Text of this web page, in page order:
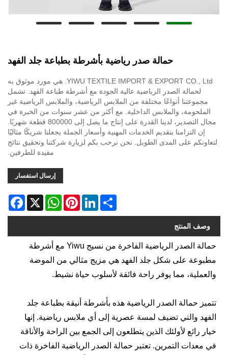
حمالة صدر رياضية بأشرطة بطباعة جلد الفهد
YIWU TEXTILE IMPORT & EXPORT CO., Ltd. هي مورد موثوق به
لحمالة الصدر الرياضية عالية الجودة مع أشرطة طباعة الفهد. تشمل
مجموعتنا أنواعًا مختلفة من الملابس الرياضية، والملابس الرياضية غير
الملحومة، والملابس الداخلية. مع أكثر من عشر سنوات من الخبرة في
مجال التصدير، لدينا القدرة على إنتاج ما يصل إلى 800000 قطعة شهريًا.
إن التزامنا بتقديم الخدمات المهنية وأسعار الجملة يجعلنا شريكًا مثاليًا
لتعاونكم على المدى الطويل. نحن نرحب بكم لزيارة شركتنا وتحقيق نتائج
مفيدة للطرفين.
إرسال استفسار
X
WhatsAppPinterestLinkedInShare
وصف المنتج
حمالة الصدر الرياضية الفاخرة من نسيج Yiwu مع أشرطة
مطبوعة على شكل جلد الفهد هي مزيج مثالي من الموضة
والعملية، مما يوفر راحة فائقة لأسلوب حياة نشيط.
تتميز حمالة الصدر الرياضية هذه بأشرطة أنيقة بطباعة جلد
الفهد والتي تضيف لمسة عصرية إلى أي ملابس رياضية. إنها
خيار رائع لأولئك الذين يتطلعون إلى الجمع بين الراحة والأناقة
في معدات التمرين. تعتبر حمالة الصدر الرياضية الفاخرة ذات